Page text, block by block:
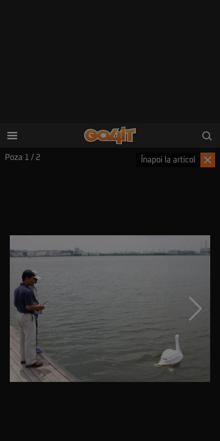
Poza 1 / 2 Înapoi la articol